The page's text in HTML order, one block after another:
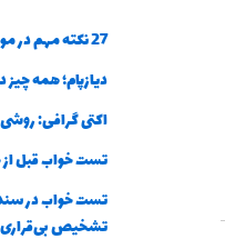
27 نکته مهم در مورد شب ادراری
دیازپام؛ همه چیز
اکتی گرافی:
تست خواب قبل
تست خواب در
تشخیص